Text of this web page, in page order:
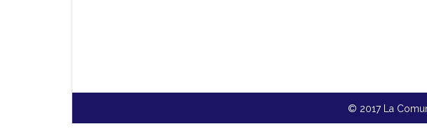
© 2017 La